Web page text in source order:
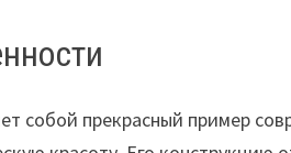
собой прекрасный пример